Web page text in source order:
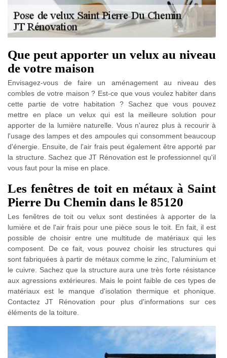
Que peut apporter un velux au niveau
de votre maison
Envisagez-vous de faire un aménagement au niveau des
combles de votre maison ? Est-ce que vous voulez habiter dans
cette partie de votre habitation ? Sachez que vous pouvez
mettre en place un velux qui est la meilleure solution pour
apporter de la lumière naturelle. Vous n'aurez plus à recourir à
l'usage des lampes et des ampoules qui consomment beaucoup
d'énergie. Ensuite, de l'air frais peut également être apporté par
la structure. Sachez que JT Rénovation est le professionnel qu'il
vous faut pour la mise en place.
Les fenêtres de toit en métaux à Saint
Pierre Du Chemin dans le 85120
Les fenêtres de toit ou velux sont destinées à apporter de la
lumière et de l'air frais pour une pièce sous le toit. En fait, il est
possible de choisir entre une multitude de matériaux qui les
composent. De ce fait, vous pouvez choisir les structures qui
sont fabriquées à partir de métaux comme le zinc, l'aluminium et
le cuivre. Sachez que la structure aura une très forte résistance
aux agressions extérieures. Mais le point faible de ces types de
matériaux est le manque d'isolation thermique et phonique.
Contactez JT Rénovation pour plus d'informations sur ces
éléments de la toiture.